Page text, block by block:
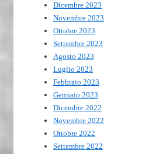
Dicembre 2023
Novembre 2023
Ottobre 2023
Settembre 2023
Agosto 2023
Luglio 2023
Febbraio 2023
Gennaio 2023
Dicembre 2022
Novembre 2022
Ottobre 2022
Settembre 2022